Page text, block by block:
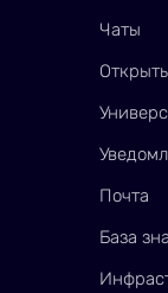
Чаты
Почта
База